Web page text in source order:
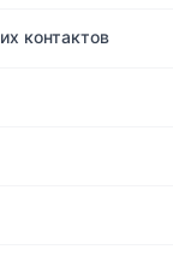
контактов